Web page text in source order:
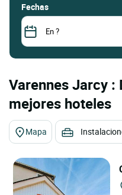
fechas
Varennes Jarcy :
mejores hoteles
Mapa